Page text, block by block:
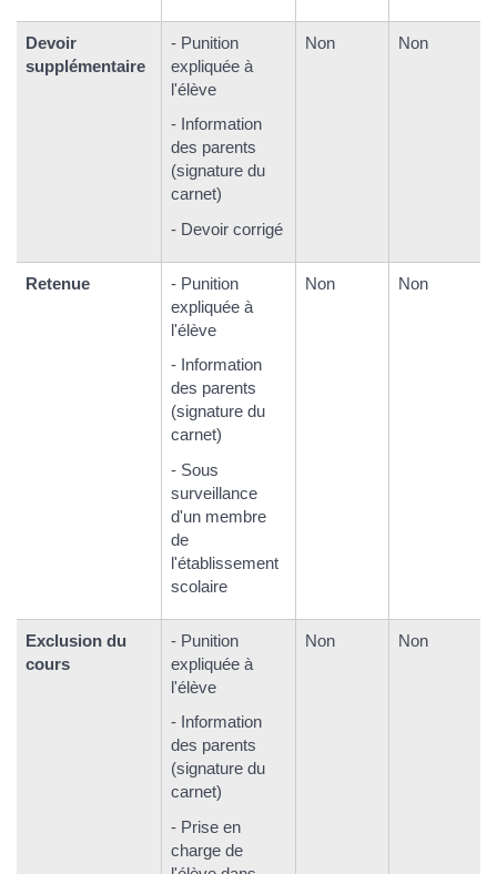
Devoir
supplémentaire
- Punition
expliquée à
l'élève
- Information
des parents
(signature du
carnet)
- Devoir corrigé
Non Non
Retenue
- Punition
expliquée à
l'élève
- Information
des parents
(signature du
carnet)
- Sous
surveillance
d'un membre
de
l'établissement
scolaire
Non Non
Exclusion du
cours
- Punition
expliquée à
l'élève
- Information
des parents
(signature du
carnet)
- Prise en
charge de
Non Non